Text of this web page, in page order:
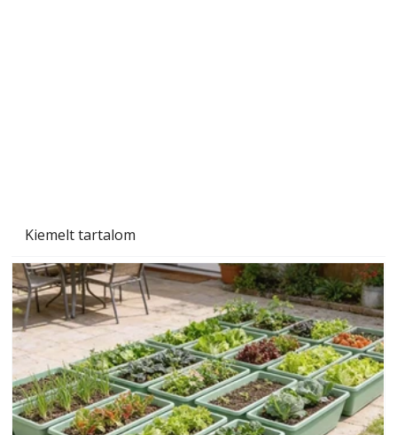
Kiemelt tartalom